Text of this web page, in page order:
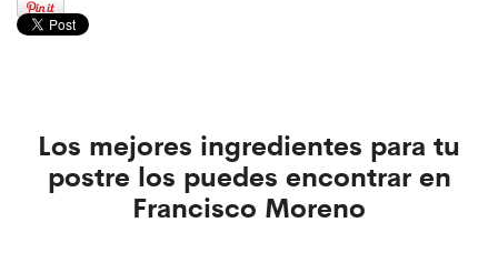
Los mejores ingredientes para tu
postre los puedes encontrar en
Francisco Moreno